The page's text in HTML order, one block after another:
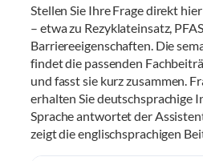
Stellen Sie Ihre Frage direkt
– etwa zu Rezyklateinsatz,
Barriereeigenschaften. Die
findet die passenden
und fasst sie kurz zusammen.
erhalten Sie deutschsprachige
Sprache antwortet der
zeigt die englischsprachigen